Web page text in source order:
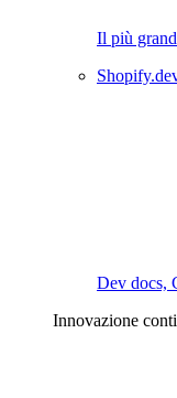
Il più
Dev docs,
Innovazione